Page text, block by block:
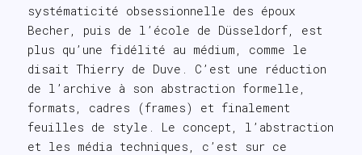
systématicité obsessionnelle des époux
Becher, puis de l’école de Düsseldorf, est
plus qu’une fidélité au médium, comme le
disait Thierry de Duve. C’est une réduction
de l’archive à son abstraction formelle,
formats, cadres (frames) et finalement
feuilles de style. Le concept, l’abstraction
et les média techniques, c’est sur ce